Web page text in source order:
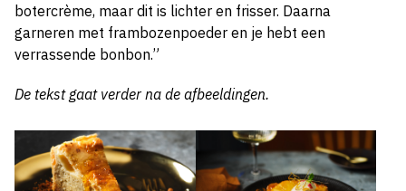
botercrème, maar dit is lichter en frisser. Daarna
garneren met frambozenpoeder en je hebt een
verrassende bonbon.”
De tekst gaat verder na de afbeeldingen.